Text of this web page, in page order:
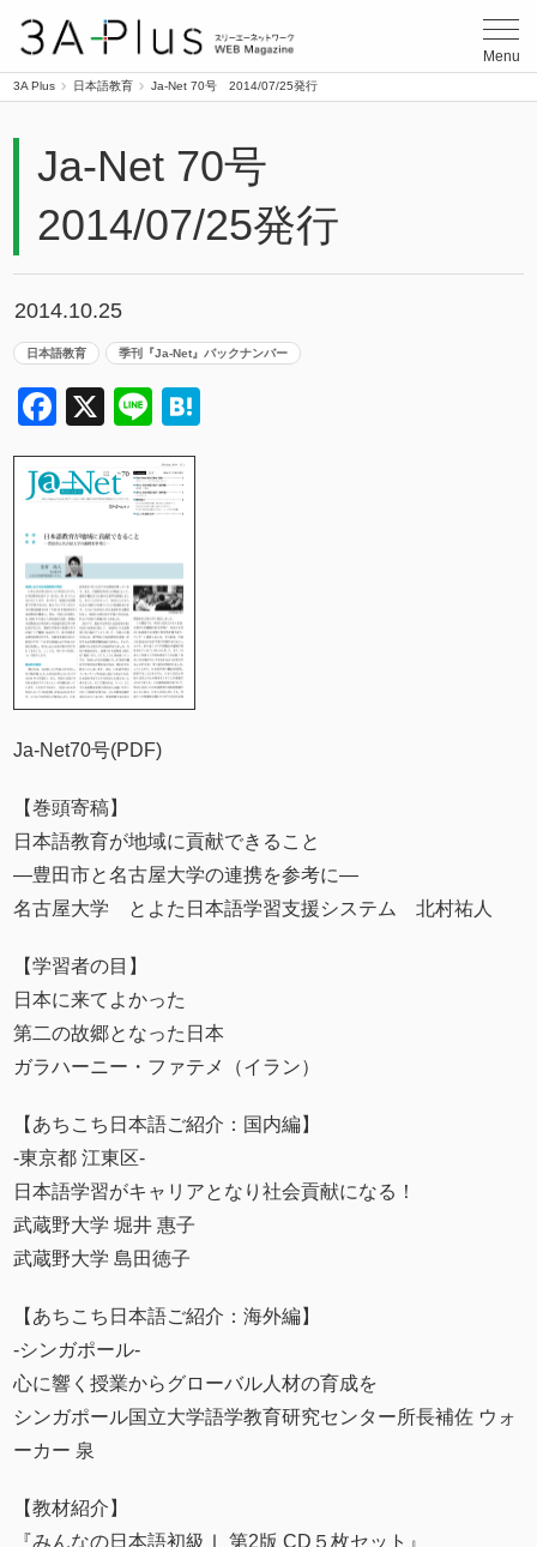
Menu
3A Plus 日本語教育 Ja-Net 70号 2014/07/25発行
Ja-Net 70号
2014/07/25発行
2014.10.25
日本語教育 季刊『Ja-Net』バックナンバー
Facebook
X Line
Ja-Net70号(PDF)
【巻頭寄稿】
日本語教育が地域に貢献できること
―豊田市と名古屋大学の連携を参考に―
名古屋大学 とよた日本語学習支援システム 北村祐人
【学習者の目】
日本に来てよかった
第二の故郷となった日本
ガラハーニー・ファテメ（イラン）
【あちこち日本語ご紹介：国内編】
‐東京都 江東区‐
日本語学習がキャリアとなり社会貢献になる！
武蔵野大学 堀井 惠子
武蔵野大学 島田徳子
【あちこち日本語ご紹介：海外編】
‐シンガポール‐
心に響く授業からグローバル人材の育成を
シンガポール国立大学語学教育研究センター所長補佐 ウォ
ーカー 泉
【教材紹介】
『みんなの日本語初級Ⅰ 第2版 CD５枚セット』